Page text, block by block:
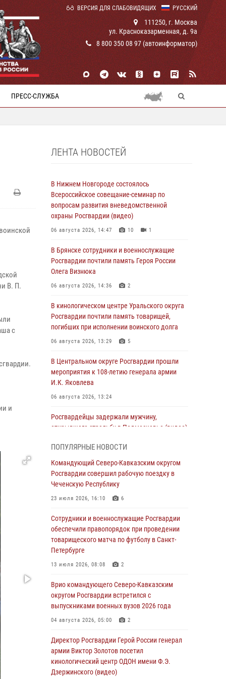
РУССКИЙ
ВЕРСИЯ ДЛЯ СЛАБОВИДЯЩИХ
111250, г. Москва
ул. Красноказарменная, д. 9а
8 800 350 08 97 (автоинформатор)
ПРЕСС-СЛУЖБА
В. П.
с
и
ЛЕНТА НОВОСТЕЙ
В Нижнем Новгороде состоялось
Всероссийское совещание-семинар по
вопросам развития вневедомственной
охраны Росгвардии (видео)
06 августа 2026, 14:47 10 1
В Брянске сотрудники и военнослужащие
Росгвардии почтили память Героя России
Олега Визнюка
06 августа 2026, 14:36 2
В кинологическом центре Уральского округа
Росгвардии почтили память товарищей,
погибших при исполнении воинского долга
06 августа 2026, 13:29 5
В Центральном округе Росгвардии прошли
мероприятия к 108‑летию генерала армии
И.К. Яковлева
06 августа 2026, 13:24
Росгвардейцы задержали мужчину,
открывшего стрельбу в Подмосковье (видео)
Росгвардейцы провели выставку вооружения
для участников сбора «Гвардеец» в Пензе
(видео)
06 августа 2026, 12:00
В Курске росгвардейцы приняли участие в
митинге, посвященном второй годовщине
вторжения ВСУ на территорию области
06 августа 2026, 11:56
задержал правонарушителя, угрожавшего
подростку травматическим пистолетом
06 августа 2026, 11:33 1
ликвидирована крупная нарколаборатория
06 августа 2026, 11:27
В Москве росгвардейцы задержали троих
ПОПУЛЯРНЫЕ НОВОСТИ
Командующий Северо-Кавказским округом
Росгвардии совершил рабочую поездку в
Чеченскую Республику
23 июля 2026, 16:10 6
Сотрудники и военнослужащие Росгвардии
обеспечили правопорядок при проведении
товарищеского матча по футболу в Санкт-
Петербурге
13 июля 2026, 08:08 2
Врио командующего Северо-Кавказским
округом Росгвардии встретился с
выпускниками военных вузов 2026 года
04 августа 2026, 05:00 2
Директор Росгвардии Герой России генерал
армии Виктор Золотов посетил
кинологический центр ОДОН имени Ф.Э.
Дзержинского (видео)